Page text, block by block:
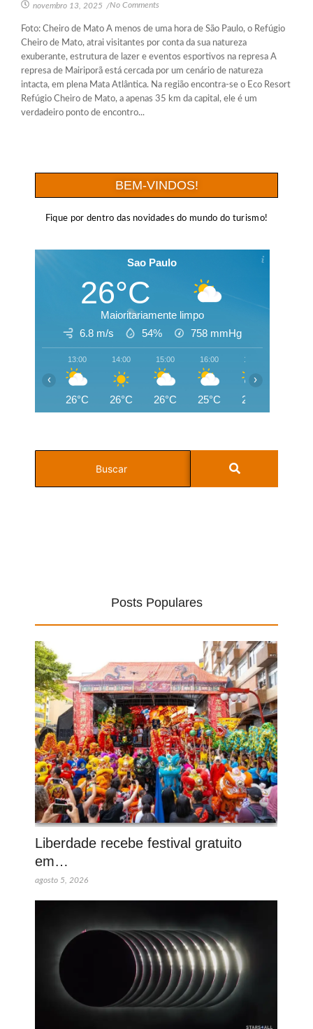
novembro 13, 2025 /No Comments
Foto: Cheiro de Mato A menos de uma hora de São Paulo, o Refúgio
Cheiro de Mato, atrai visitantes por conta da sua natureza
exuberante, estrutura de lazer e eventos esportivos na represa A
represa de Mairiporã está cercada por um cenário de natureza
intacta, em plena Mata Atlântica. Na região encontra-se o Eco Resort
Refúgio Cheiro de Mato, a apenas 35 km da capital, ele é um
verdadeiro ponto de encontro...
BEM-VINDOS!
Fique por dentro das novidades do mundo do turismo!
Sao Paulo
26°C
Maioritariamente limpo
6.8 m/s
54% 758 mmHg
13:00
26°C
14:00
26°C
15:00
26°C
16:00
25°C
17:00
25°C
‹ ›
Posts Populares
Liberdade recebe festival gratuito
em…
agosto 5, 2026